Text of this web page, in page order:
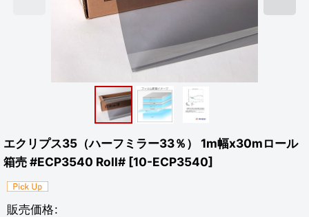
エクリプス35（ハーフミラー33％） 1m幅x30mロール
箱売 #ECP3540 Roll# [10-ECP3540]
販売価格: